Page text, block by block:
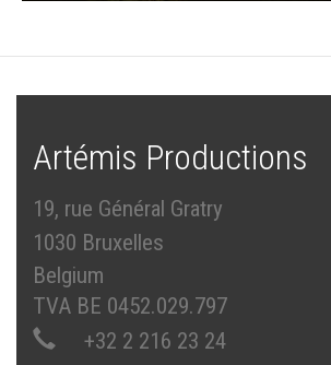
Artémis Productions
19, rue Général Gratry
1030 Bruxelles
Belgium
TVA BE 0452.029.797
+32 2 216 23 24